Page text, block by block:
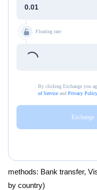
methods: Bank transfer,
by country)